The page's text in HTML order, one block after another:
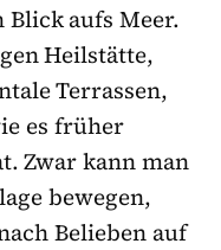
aufs Meer.
Heilstätte,
Terrassen,
es früher
Zwar kann man
bewegen,
Belieben auf